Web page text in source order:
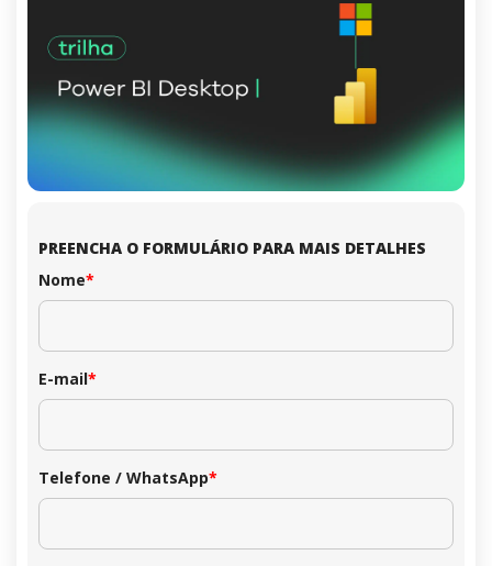
PREENCHA O FORMULÁRIO PARA MAIS DETALHES
Nome*
E-mail*
Telefone / WhatsApp*